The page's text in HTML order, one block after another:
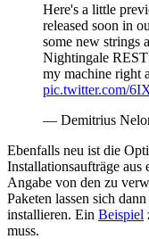
Here's a little
released soon in
some new strings
Nightingale
my machine right
pic.twitter.com/
— Demitrius
Ebenfalls neu ist die
Installationsaufträge
Angabe von den zu
Paketen lassen sich
installieren. Ein Beispiel
muss.